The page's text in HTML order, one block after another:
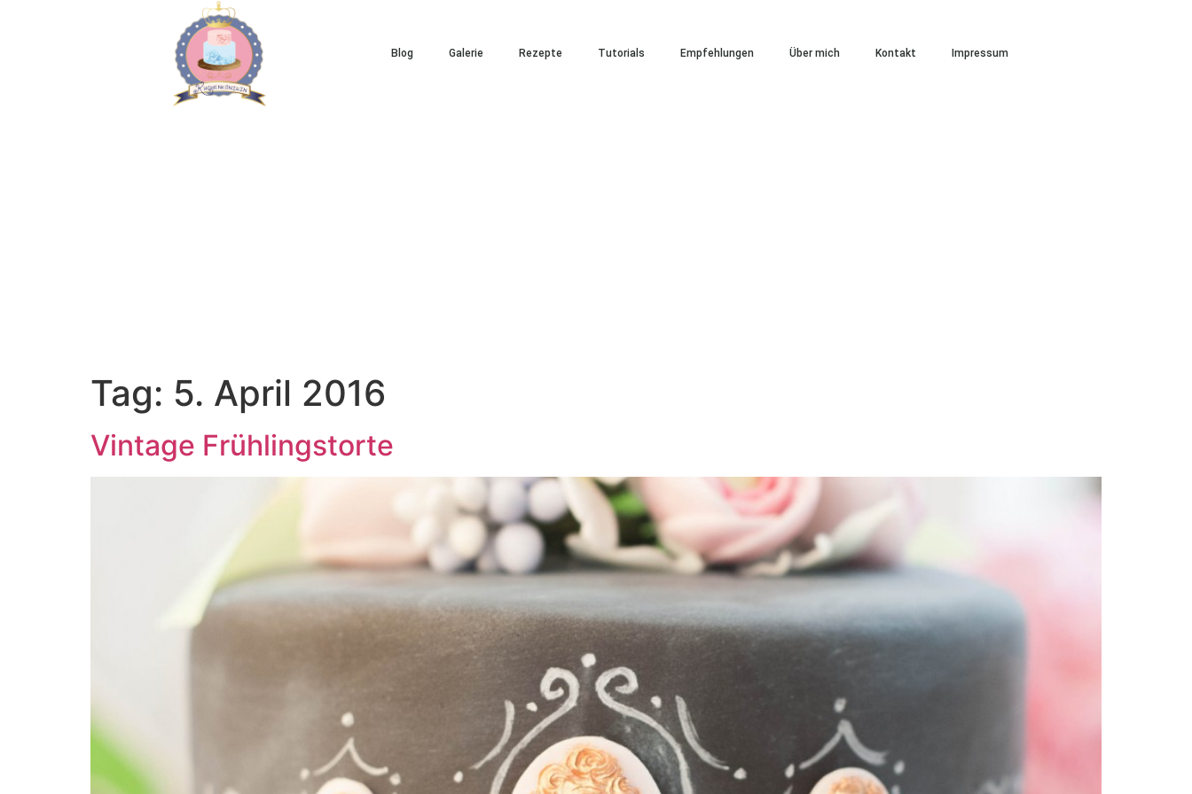
Blog Galerie Rezepte Tutorials Empfehlungen Über mich Kontakt Impressum
Tag: 5. April 2016
Vintage Frühlingstorte